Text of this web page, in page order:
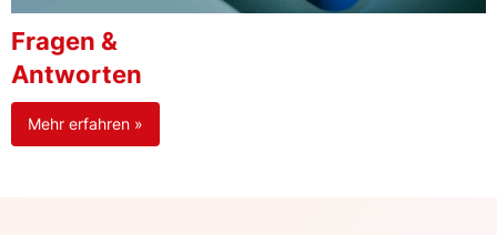
Fragen &
Antworten
Mehr erfahren »